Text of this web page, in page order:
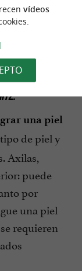
SIN
una piel
de piel y
Axilas,
puede
por
una piel
requieren
vídeos